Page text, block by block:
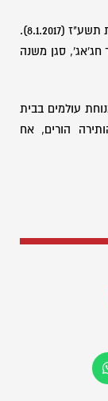
יעל נפלה בפיגוע חבלני בירושלים ביום י' בטבת תשע"ז (8.1.2017).
חג'אג', סגן משנה
עולמים בבית
הורים, אח